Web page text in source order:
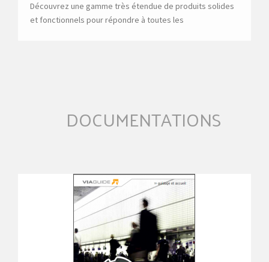
Découvrez une gamme très étendue de produits solides
et fonctionnels pour répondre à toutes les
DOCUMENTATIONS